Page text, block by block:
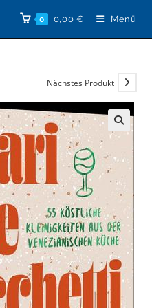
0 0,00 € Menü
Nächstes Produkt
🔍